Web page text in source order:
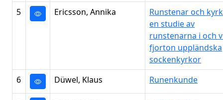
5 Ericsson, Annika
Runstenar och
en studie av
runstenarna i och
fjorton uppländska
sockenkyrkor
6
Düwel, Klaus Runenkunde